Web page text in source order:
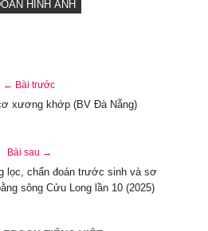
HÌNH ẢNH
← Bài trước
xương khớp (BV Đà Nẵng)
Bài sau →
lọc, chẩn đoán trước sinh và sơ
sông Cửu Long lần 10 (2025)